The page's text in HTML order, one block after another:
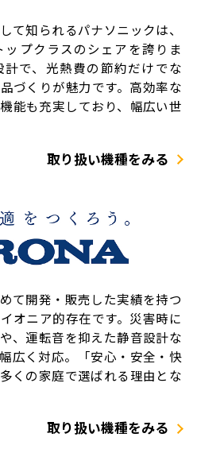
て知られるパナソニックは、
プクラスのシェアを誇りま
で、光熱費の節約だけでな
づくりが魅力です。高効率な
能も充実しており、幅広い世
取り扱い機種をみる
て開発・販売した実績を持つ
オニア的存在です。災害時に
、運転音を抑えた静音設計な
広く対応。「安心・安全・快
くの家庭で選ばれる理由とな
取り扱い機種をみる